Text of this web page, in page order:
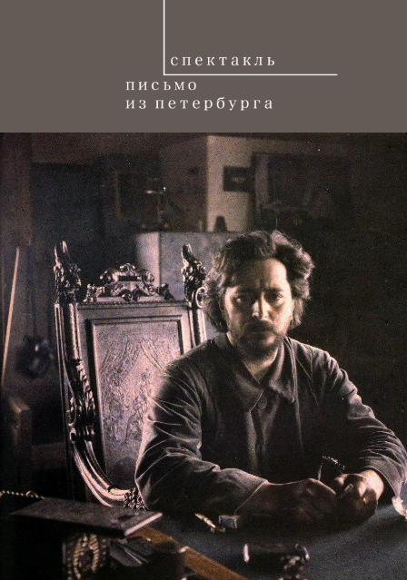
комментарий
А.П. АЛЕКСЕЕВСКОМУ
3-10 ДЕКАБРЯ, 1913.